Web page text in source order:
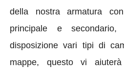
della nostra armatura
principale e
disposizione vari tipi di
mappe, questo vi